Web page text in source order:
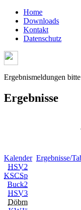
Home
Downloads
Kontakt
Datenschutz
Ergebnismeldungen
Ergebnisse
Kalender Ergebnisse/
HSV2
KSCSp
Buck2
HSV3
Döbrn